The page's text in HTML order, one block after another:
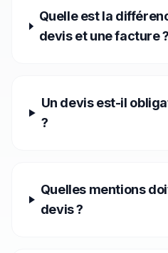
Quelle est la
devis et une facture ?
Un devis est-il
?
Quelles mentions
devis ?